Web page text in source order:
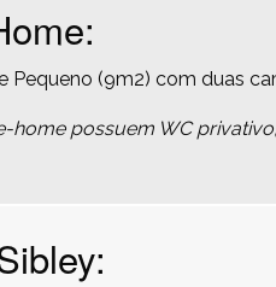
Pequeno (9m2) com duas
home possuem WC